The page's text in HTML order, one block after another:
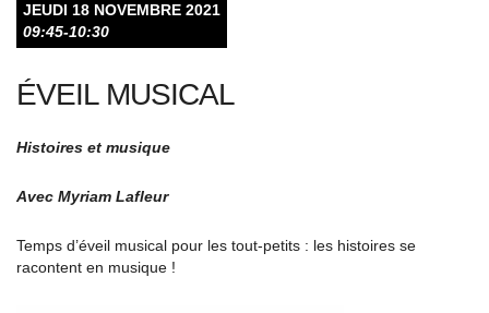
JEUDI 18 NOVEMBRE 2021
09:45-10:30
ÉVEIL MUSICAL
Histoires et musique
Avec Myriam Lafleur
Temps d’éveil musical pour les tout-petits : les histoires se
racontent en musique !